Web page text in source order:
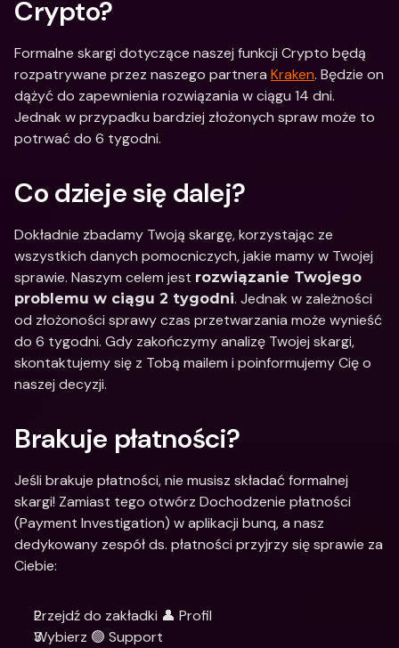
Crypto?
Formalne skargi dotyczące naszej funkcji Crypto będą
rozpatrywane przez naszego partnera Kraken. Będzie on
dążyć do zapewnienia rozwiązania w ciągu 14 dni.
Jednak w przypadku bardziej złożonych spraw może to
potrwać do 6 tygodni.
Co dzieje się dalej?
Dokładnie zbadamy Twoją skargę, korzystając ze
wszystkich danych pomocniczych, jakie mamy w Twojej
sprawie. Naszym celem jest rozwiązanie Twojego
problemu w ciągu 2 tygodni. Jednak w zależności
od złożoności sprawy czas przetwarzania może wynieść
do 6 tygodni. Gdy zakończymy analizę Twojej skargi,
skontaktujemy się z Tobą mailem i poinformujemy Cię o
naszej decyzji.
Brakuje płatności?
Jeśli brakuje płatności, nie musisz składać formalnej
skargi! Zamiast tego otwórz Dochodzenie płatności
(Payment Investigation) w aplikacji bunq, a nasz
dedykowany zespół ds. płatności przyjrzy się sprawie za
Ciebie:
Przejdź do zakładki 👤 Profil
Wybierz 🟢 Support